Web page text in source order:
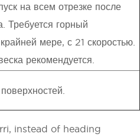
на всем отрезке после
Требуется горный
мере, с 21 скоростью.
рекомендуется.
instead of heading